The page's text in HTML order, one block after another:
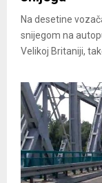
Na desetine
snijegom na
Velikoj Britaniji,